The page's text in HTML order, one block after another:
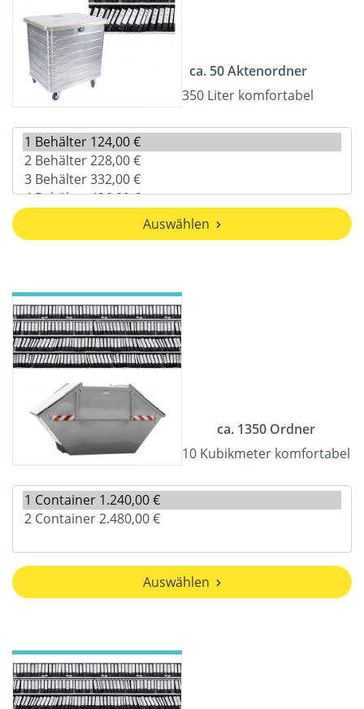
ca. 50 Aktenordner
350 Liter komfortabel
Auswählen
ca. 1350 Ordner
10 Kubikmeter komfortabel
Auswählen